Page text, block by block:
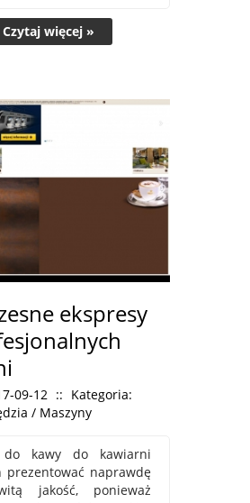
Czytaj więcej »
ekspresy
09-12 :: Kategoria:
/ Maszyny
do kawy do kawiarni
prezentować naprawdę
jakość, ponieważ